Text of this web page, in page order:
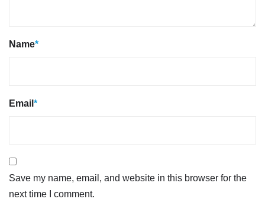
Name*
Email *
Save my name, email, and website in this browser for the
next time I comment.